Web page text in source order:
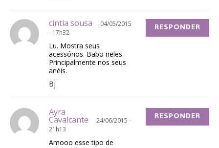
cintia sousa
04/05/2015
- 17h32
Lu. Mostra seus
acessórios. Babo neles.
Principalmente nos seus
anéis.
Bj
RESPONDER
Ayra
Cavalcante
24/06/2015 -
21h13
Amooo esse tipo de
RESPONDER